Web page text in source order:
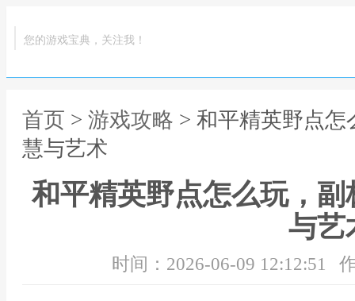
您的游戏宝典，关注我！
首页 > 游戏攻略 > 和平精英野点
慧与艺术
和平精英野点怎么玩，
与艺
时间：2026-06-09 12:12:51